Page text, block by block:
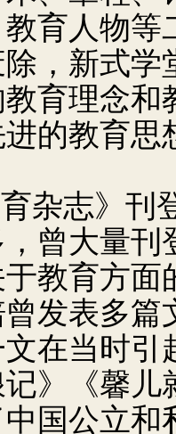
育人物等
除，新式
育理念和
进的教育
育杂志》刊
曾大量刊
教育方面
发表多篇
在当时引
记》《馨
国公立和